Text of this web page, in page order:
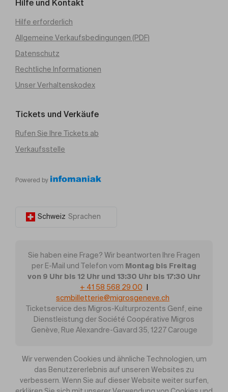
Hilfe und Kontakt
Hilfe erforderlich
Allgemeine Verkaufsbedingungen (PDF)
Datenschutz
Rechtliche Informationen
Unser Verhaltenskodex
Tickets und Verkäufe
Rufen Sie Ihre Tickets ab
Verkaufsstelle
Powered by
Schweiz Sprachen
Sie haben eine Frage? Wir beantworten Ihre Fragen
per E-Mail und Telefon vom Montag bis Freitag
von 9 Uhr bis 12 Uhr und 13:30 Uhr bis 17:30 Uhr
+ 41 58 568 29 00
scmbilletterie@migrosgeneve.ch
Ticketservice des Migros-Kulturprozents Genf, eine
Dienstleistung der Société Coopérative Migros
Genève, Rue Alexandre-Gavard 35, 1227 Carouge
Wir verwenden Cookies und ähnliche Technologien, um
das Benutzererlebnis auf unseren Websites zu
verbessern. Wenn Sie auf dieser Website weiter surfen,